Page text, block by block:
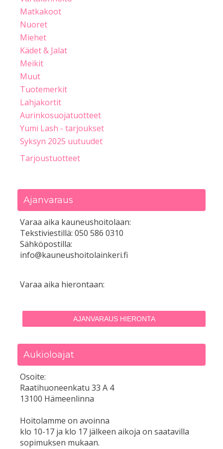
Matkakoot
Nuoret
Miehet
Kädet & Jalat
Meikit
Muut
Tuotemerkit
Lahjakortit
Aurinkosuojatuotteet
Yumi Lash - tarjoukset
Syksyn 2025 uutuudet
Tarjoustuotteet
Ajanvaraus
Varaa aika kauneushoitolaan:
Tekstiviestillä: 050 586 0310
Sähköpostilla:
info@kauneushoitolainkeri.fi
Varaa aika hierontaan:
AJANVARAUS HIERONTA
Aukioloajat
Osoite:
Raatihuoneenkatu 33 A 4
13100 Hämeenlinna
Hoitolamme on avoinna
klo 10-17 ja klo 17 jälkeen aikoja on saatavilla
sopimuksen mukaan.